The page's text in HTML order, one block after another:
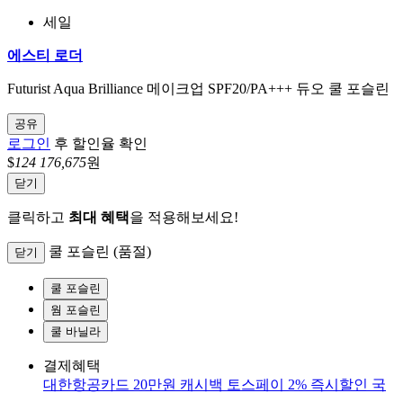
세일
에스티 로더
Futurist Aqua Brilliance 메이크업 SPF20/PA+++ 듀오 쿨 포슬린
공유
로그인 후 할인율 확인
$124 176,675원
닫기
클릭하고 최대 혜택을 적용해보세요!
닫기 쿨 포슬린 (품절)
쿨 포슬린
웜 포슬린
쿨 바닐라
결제혜택
대한항공카드 20만원 캐시백 토스페이 2% 즉시할인 국